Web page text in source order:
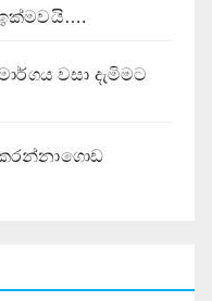
ඉක්මවයි….
වසා දැමිමට